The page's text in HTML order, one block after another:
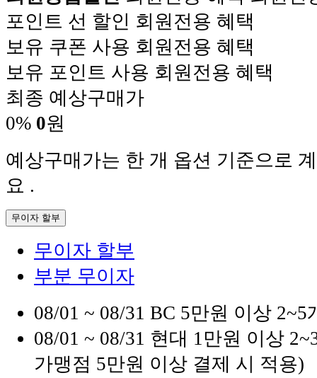
포인트 선 할인 회원전용 혜택
보유 쿠폰 사용 회원전용 혜택
보유 포인트 사용 회원전용 혜택
최종 예상구매가
0% 0원
예상구매가는 한 개 옵션 기준으로
요 .
무이자 할부
무이자 할부
부분 무이자
08/01 ~ 08/31 BC 5만원 이상 2~5
08/01 ~ 08/31 현대 1만원 이상
가맹점 5만원 이상 결제 시 적용)